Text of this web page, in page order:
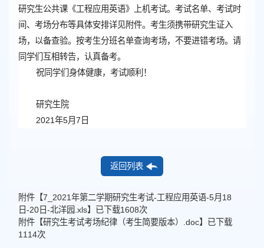
研究生公共课 《工程应用英语》上机考试。考试名单、考试时
间、考场分布等具体安排详见附件。考生须携带研究生证入
场，以备查验。按考生分班名单查询考场，不要进错考场。请
同学们互相转告，认真备考。
祝同学们身体健康，考试顺利！
研究生院
2021年5月7日
返回列表
附件【7_2021年第二学期研究生考试-工程应用英语-5月18
日-20日-北洋园.xls】已下载1608次
附件【研究生考试考场纪律（考生简要版本）.doc】已下载
1114次